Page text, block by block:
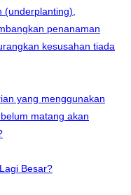
penanaman
kesusahan tiada
yang menggunakan
matang akan
Besar?